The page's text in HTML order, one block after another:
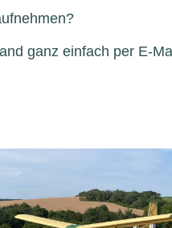
ganz einfach per E-